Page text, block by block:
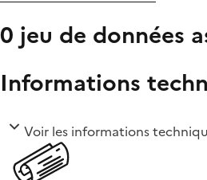
0 jeu de données
Informations
Voir les informations